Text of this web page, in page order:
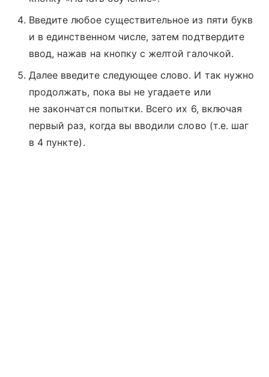
Введите любое существительное из пяти букв
и в единственном числе, затем подтвердите
ввод, нажав на кнопку с желтой галочкой.
Далее введите следующее слово. И так нужно
продолжать, пока вы не угадаете или
не закончатся попытки. Всего их 6, включая
первый раз, когда вы вводили слово (т.е. шаг
в 4 пункте).